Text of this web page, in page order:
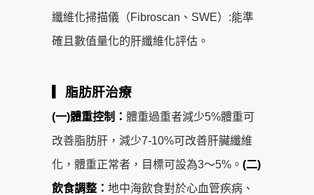
纖維化掃描儀（Fibroscan、SWE）:能準
確且數值量化的肝纖維化評估。
▎脂肪肝治療
(一)體重控制： 體重過重者減少5%體重可
改善脂肪肝，減少7-10%可改善肝臟纖維
化，體重正常者，目標可設為3～5%。 (二)
飲食調整： 地中海飲食對於心血管疾病、